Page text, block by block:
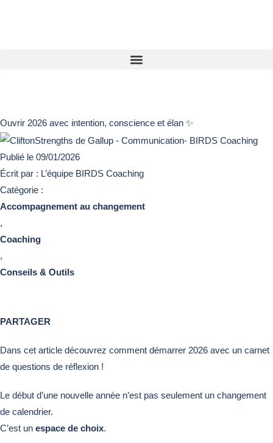
Ouvrir 2026 avec intention, conscience et élan ✨
Publié le 09/01/2026
Écrit par : L’équipe BIRDS Coaching
Catégorie :
Accompagnement au changement
,
Coaching
,
Conseils & Outils
PARTAGER
Dans cet article découvrez comment démarrer 2026 avec un carnet
de questions de réflexion !
Le début d’une nouvelle année n’est pas seulement un changement
de calendrier.
C’est un espace de choix.